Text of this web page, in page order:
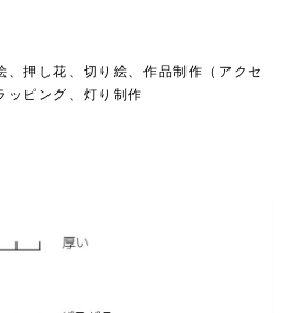
、押し花、切り絵、作品制作（アクセ
ッピング、灯り制作